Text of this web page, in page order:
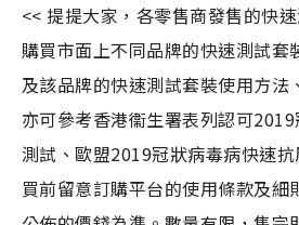
<< 提提大家，各零售商發售的快
購買市面上不同品牌的快速測試套
及該品牌的快速測試套裝使用方法
亦可參考香港衞生署表列認可
測試、歐盟2019冠狀病毒病快速
買前留意訂購平台的使用條款及細